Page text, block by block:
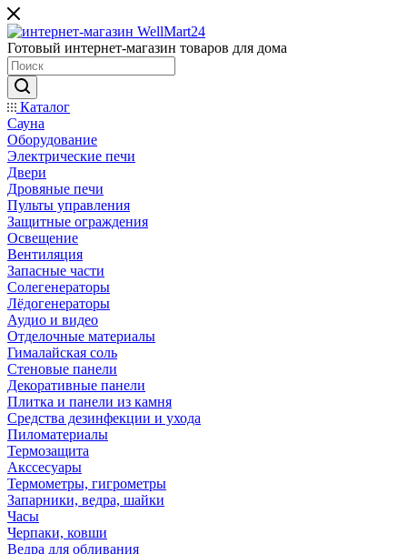
Готовый интернет-магазин товаров для дома
Каталог
Сауна
Оборудование
Электрические печи
Двери
Дровяные печи
Пульты управления
Защитные ограждения
Освещение
Вентиляция
Запасные части
Солегенераторы
Лёдогенераторы
Аудио и видео
Отделочные материалы
Гималайская соль
Стеновые панели
Декоративные панели
Плитка и панели из камня
Средства дезинфекции и ухода
Пиломатериалы
Термозащита
Аксcесуары
Термометры, гигрометры
Запарники, ведра, шайки
Часы
Черпаки, ковши
Ведра для обливания